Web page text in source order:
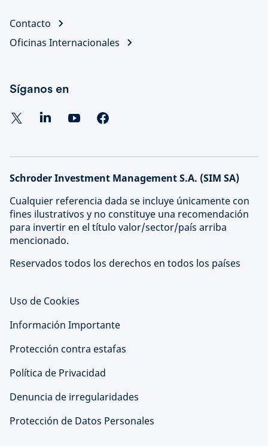
Contacto
Oficinas Internacionales
Síganos en
Schroder Investment Management S.A. (SIM SA)
Cualquier referencia dada se incluye únicamente con
fines ilustrativos y no constituye una recomendación
para invertir en el título valor/sector/país arriba
mencionado.
Reservados todos los derechos en todos los países
Uso de Cookies
Información Importante
Protección contra estafas
Política de Privacidad
Denuncia de irregularidades
Protección de Datos Personales